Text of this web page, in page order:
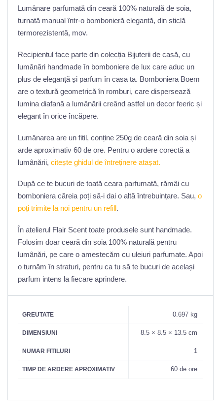
Lumânare parfumată din ceară 100% naturală de soia,
turnată manual într-o bombonieră elegantă, din sticlă
termorezistentă, mov.
Recipientul face parte din colecția Bijuterii de casă, cu
lumânări handmade în bomboniere de lux care aduc un
plus de eleganță și parfum în casa ta. Bomboniera Boem
are o textură geometrică în romburi, care dispersează
lumina diafană a lumânării creând astfel un decor feeric și
elegant în orice încăpere.
Lumânarea are un fitil, conține 250g de ceară din soia și
arde aproximativ 60 de ore. Pentru o ardere corectă a
lumânării, citește ghidul de întreținere atașat.
După ce te bucuri de toată ceara parfumată, rămâi cu
bomboniera căreia poți să-i dai o altă întrebuințare. Sau, o
poți trimite la noi pentru un refill.
În atelierul Flair Scent toate produsele sunt handmade.
Folosim doar ceară din soia 100% naturală pentru
lumânări, pe care o amestecăm cu uleiuri parfumate. Apoi
o turnăm în straturi, pentru ca tu să te bucuri de același
parfum intens la fiecare aprindere.
GREUTATE 0.697 kg
DIMENSIUNI 8.5 × 8.5 × 13.5 cm
NUMAR FITILURI 1
TIMP DE ARDERE APROXIMATIV 60 de ore